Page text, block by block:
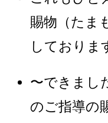
賜物（たま
しておりま
〜できまし
のご指導の